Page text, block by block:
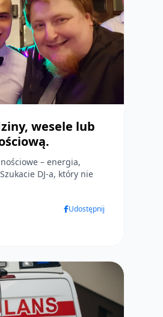
wesele lub
– energia,
Udostępnij